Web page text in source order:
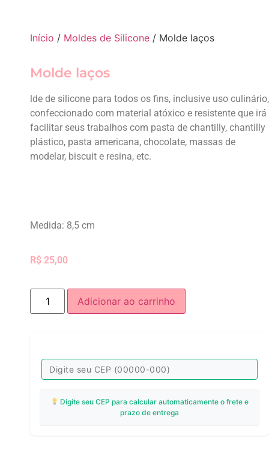
Início / Moldes de Silicone / Molde laços
Molde laços
lde de silicone para todos os fins, inclusive uso culinário,
confeccionado com material atóxico e resistente que irá
facilitar seus trabalhos com pasta de chantilly, chantilly
plástico, pasta americana, chocolate, massas de
modelar, biscuit e resina, etc.
Medida: 8,5 cm
R$ 25,00
Adicionar ao carrinho
Digite seu CEP para calcular automaticamente o frete e
prazo de entrega